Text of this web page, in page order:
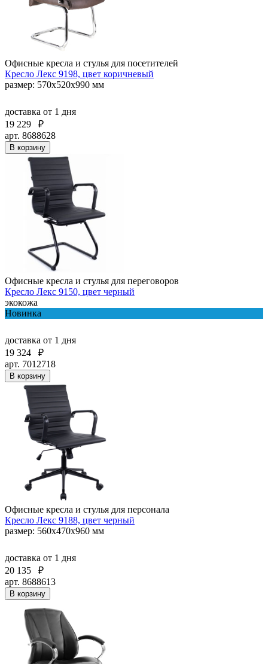
Офисные кресла и стулья для посетителей
Кресло Лекс 9198, цвет коричневый
размер: 570х520х990 мм
доставка от 1 дня
19 229
₽
арт. 8688628
В корзину
Офисные кресла и стулья для переговоров
Кресло Лекс 9150, цвет черный
экокожа
Новинка
доставка от 1 дня
19 324
₽
арт. 7012718
В корзину
Офисные кресла и стулья для персонала
Кресло Лекс 9188, цвет черный
размер: 560х470х960 мм
доставка от 1 дня
20 135
₽
арт. 8688613
В корзину